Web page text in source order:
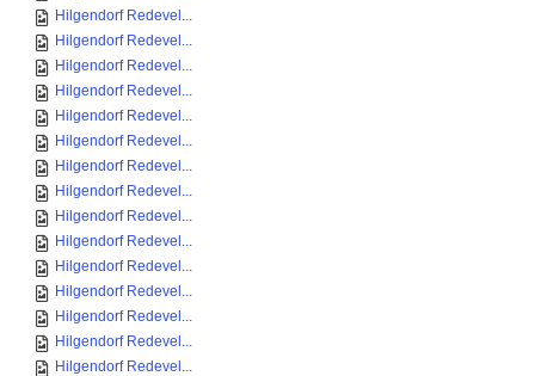
Hilgendorf Redevel...
Hilgendorf Redevel...
Hilgendorf Redevel...
Hilgendorf Redevel...
Hilgendorf Redevel...
Hilgendorf Redevel...
Hilgendorf Redevel...
Hilgendorf Redevel...
Hilgendorf Redevel...
Hilgendorf Redevel...
Hilgendorf Redevel...
Hilgendorf Redevel...
Hilgendorf Redevel...
Hilgendorf Redevel...
Hilgendorf Redevel...